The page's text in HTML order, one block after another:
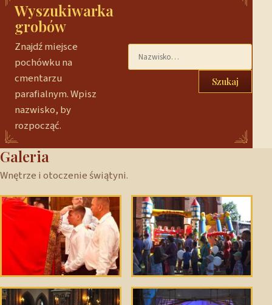
Wyszukiwarka
grobów
Znajdź miejsce
pochówku na
cmentarzu
parafialnym. Wpisz
nazwisko, by
rozpocząć.
Szukaj
Galeria
Wnętrze i otoczenie świątyni.